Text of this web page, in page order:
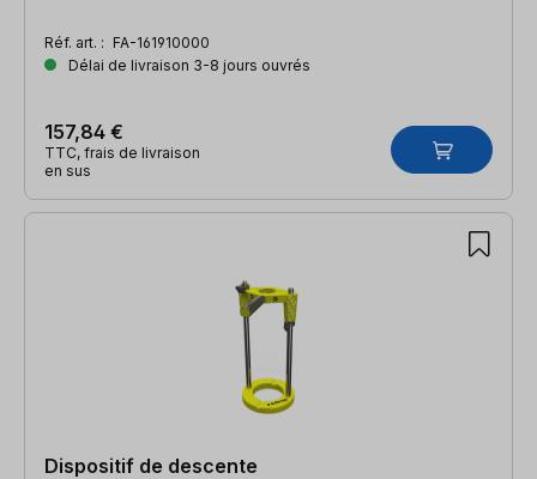
Réf. art. : FA-161910000
Délai de livraison 3-8 jours ouvrés
157,84 €
TTC, frais de livraison
en sus
Dispositif de descente